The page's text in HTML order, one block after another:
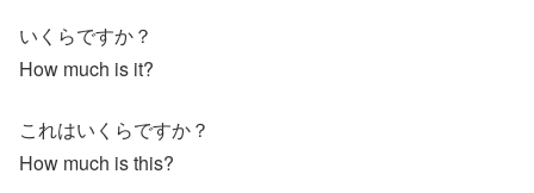
いくらですか？
How much is it?
これはいくらですか？
How much is this?